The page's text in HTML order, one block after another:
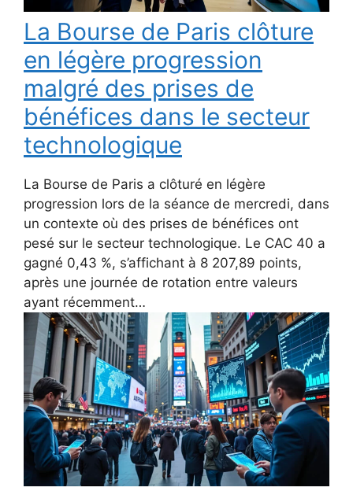
La Bourse de Paris clôture
en légère progression
malgré des prises de
bénéfices dans le secteur
technologique
La Bourse de Paris a clôturé en légère
progression lors de la séance de mercredi, dans
un contexte où des prises de bénéfices ont
pesé sur le secteur technologique. Le CAC 40 a
gagné 0,43 %, s’affichant à 8 207,89 points,
après une journée de rotation entre valeurs
ayant récemment…